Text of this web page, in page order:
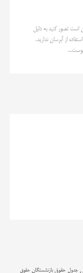
تصور کنید به دلیل
از آبرسان ندارید.
جدول حقوق بازنشستگان حقوق